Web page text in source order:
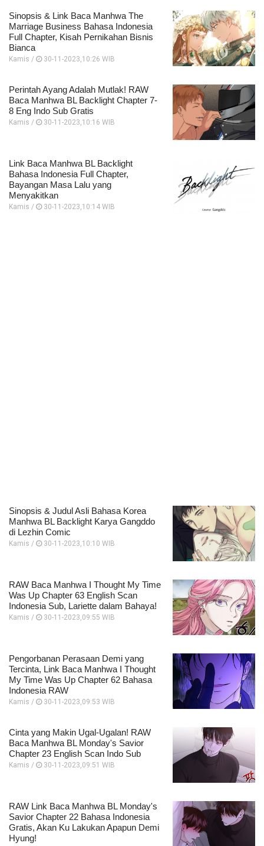
Sinopsis & Link Baca Manhwa The
Marriage Business Bahasa Indonesia
Full Chapter, Kisah Pernikahan Bisnis
Bianca
Kamis / 30-11-2023,10:26 WIB
Perintah Ayang Adalah Mutlak! RAW
Baca Manhwa BL Backlight Chapter 7-
8 Eng Indo Sub Gratis
Kamis / 30-11-2023,10:16 WIB
Link Baca Manhwa BL Backlight
Bahasa Indonesia Full Chapter,
Bayangan Masa Lalu yang
Menyakitkan
Kamis / 30-11-2023,10:14 WIB
Sinopsis & Judul Asli Bahasa Korea
Manhwa BL Backlight Karya Gangddo
di Lezhin Comic
Kamis / 30-11-2023,10:10 WIB
RAW Baca Manhwa I Thought My Time
Was Up Chapter 63 English Scan
Indonesia Sub, Lariette dalam Bahaya!
Kamis / 30-11-2023,09:55 WIB
Pengorbanan Perasaan Demi yang
Tercinta, Link Baca Manhwa I Thought
My Time Was Up Chapter 62 Bahasa
Indonesia RAW
Kamis / 30-11-2023,09:53 WIB
Cinta yang Makin Ugal-Ugalan! RAW
Baca Manhwa BL Monday's Savior
Chapter 23 English Scan Indo Sub
Kamis / 30-11-2023,09:51 WIB
RAW Link Baca Manhwa BL Monday's
Savior Chapter 22 Bahasa Indonesia
Gratis, Akan Ku Lakukan Apapun Demi
Hyung!